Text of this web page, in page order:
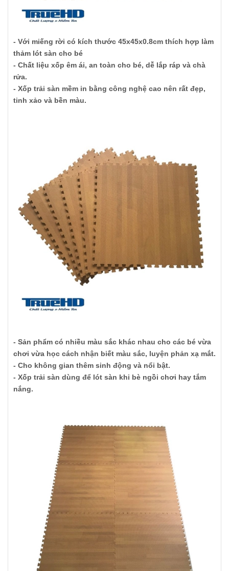
- Với miếng rời có kích thước 45x45x0.8cm thích hợp làm
thảm lót sàn cho bé
- Chất liệu xốp êm ái, an toàn cho bé, dễ lắp ráp và chà
rửa.
- Xốp trải sàn mềm in bằng công nghệ cao nên rất đẹp,
tinh xảo và bền màu.
- Sản phẩm có nhiều màu sắc khác nhau cho các bé vừa
chơi vừa học cách nhận biết màu sắc, luyện phản xạ mắt.
- Cho không gian thêm sinh động và nổi bật.
- Xốp trải sàn dùng để lót sàn khi bè ngồi chơi hay tắm
nắng.